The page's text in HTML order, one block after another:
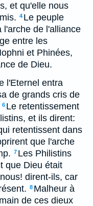
et qu'elle nous
4 Le peuple
l'arche de l'alliance
entre les
et Phinées,
de Dieu.
l'Eternel entra
de grands cris de
6 Le retentissement
et ils dirent:
retentissent dans
que l'arche
7 Les Philistins
que Dieu était
dirent-ils, car
8 Malheur à
de ces dieux